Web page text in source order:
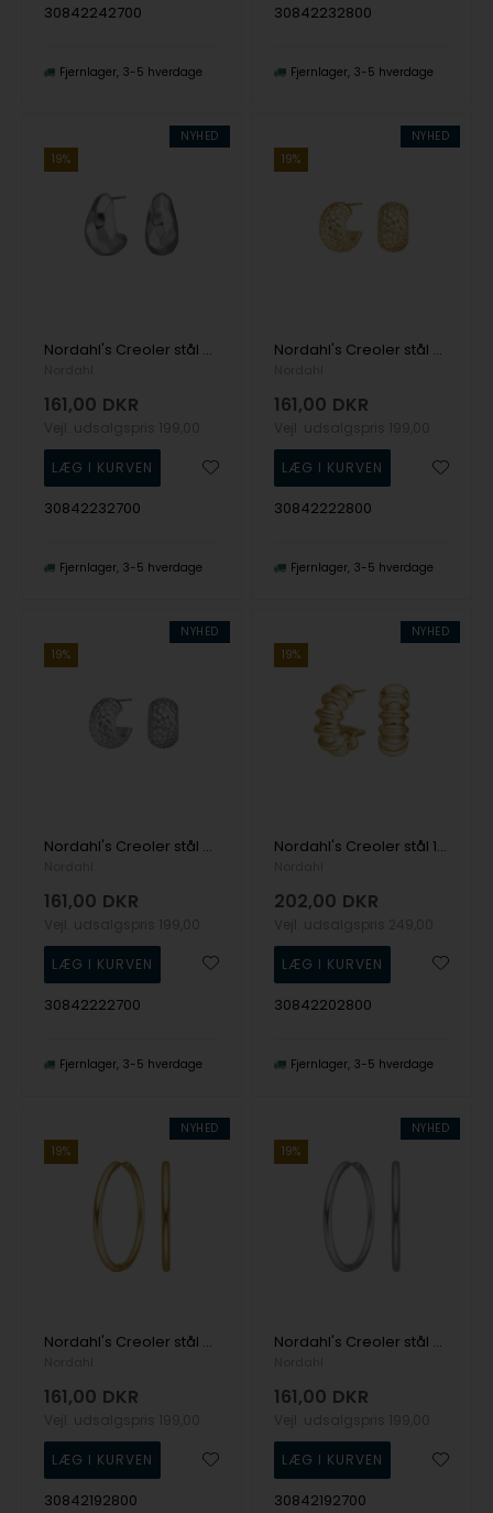
30842242700
Fjernlager 3-5 hverdage
30842232800
Fjernlager 3-5 hverdage
NYHED
19%
Nordahl's Creoler stål 3 SALINO
161,00 DKR
30842232700
Fjernlager 3-5 hverdage
NYHED
19%
Nordahl's Creoler stål 2 IP gold SALINO
161,00 DKR
30842222800
Fjernlager 3-5 hverdage
NYHED
19%
Nordahl's Creoler stål 2 SALINO
161,00 DKR
30842222700
Fjernlager 3-5 hverdage
NYHED
19%
Nordahl's Creoler stål 1 IP gold SALINO
202,00 DKR
30842202800
Fjernlager 3-5 hverdage
NYHED
19%
Nordahl's Creoler stål 35mm IP gold CALMA
161,00 DKR
30842192800
NYHED
19%
Nordahl's Creoler stål 35mm CALMA
161,00 DKR
30842192700